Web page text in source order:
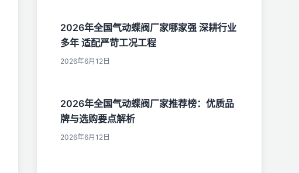
2026年全国气动蝶阀厂家哪家强 深耕行业
多年 适配严苛工况工程
2026年6月12日
2026年全国气动蝶阀厂家推荐榜：优质品
牌与选购要点解析
2026年6月12日